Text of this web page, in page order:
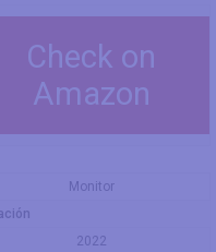
Check on
Amazon
Monitor
2022